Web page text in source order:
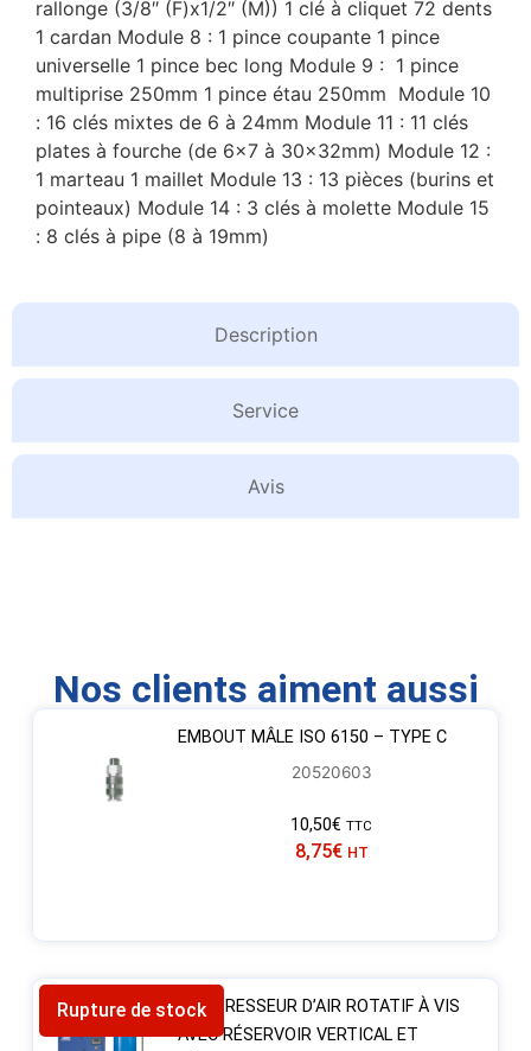
Description
Service
Avis
rallonge (3/8″ (F)x1/2″ (M)) 1 clé à cliquet 72 dents
1 cardan Module 8 : 1 pince coupante 1 pince
universelle 1 pince bec long Module 9 : 1 pince
multiprise 250mm 1 pince étau 250mm Module 10
: 16 clés mixtes de 6 à 24mm Module 11 : 11 clés
plates à fourche (de 6×7 à 30x32mm) Module 12 :
1 marteau 1 maillet Module 13 : 13 pièces (burins et
pointeaux) Module 14 : 3 clés à molette Module 15
: 8 clés à pipe (8 à 19mm)
Nos clients aiment aussi
EMBOUT MÂLE ISO 6150 – TYPE C
20520603
10,50€ TTC
8,75€ HT
Rupture de stockCOMPRESSEUR D’AIR ROTATIF À VIS
AVEC RÉSERVOIR VERTICAL ET